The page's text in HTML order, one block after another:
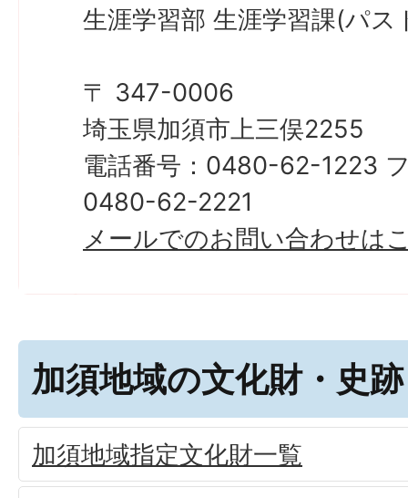
生涯学習部 生涯学習課(パス
〒 347-0006
埼玉県加須市上三俣2255
電話番号：0480-62-1223
0480-62-2221
メールでのお問い合わせは
加須地域の文化財・史跡
加須地域指定文化財一覧